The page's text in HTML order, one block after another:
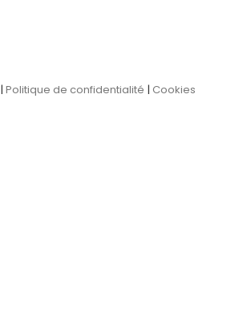
|Politique de confidentialité |Cookies